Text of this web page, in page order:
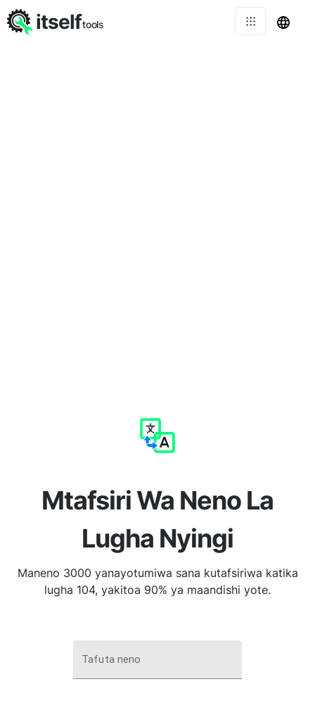
Mtafsiri Wa Neno La
Lugha Nyingi
Maneno 3000 yanayotumiwa sana kutafsiriwa katika
lugha 104, yakitoa 90% ya maandishi yote.
Tafuta neno
itselftools